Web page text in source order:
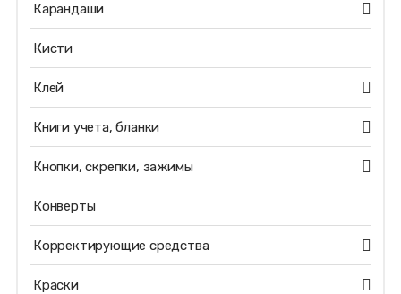
Карандаши
Кисти
Клей
Книги учета, бланки
Кнопки, скрепки, зажимы
Конверты
Корректирующие средства
Краски